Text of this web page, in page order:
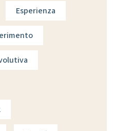
Esperienza